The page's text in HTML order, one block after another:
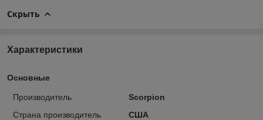
Скрыть
Характеристики
Основные
Производитель
Scorpion
Страна производитель
США